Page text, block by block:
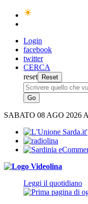
Login
facebook
twitter
CERCA
reset
SABATO 08 AGO 2026
Leggi il quotidiano